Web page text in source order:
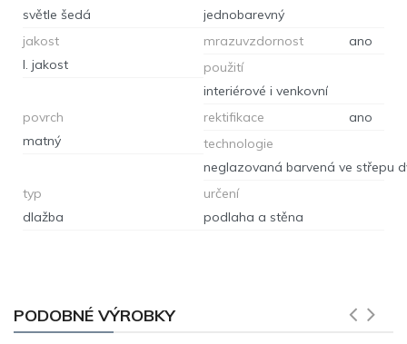
světle šedá
jednobarevný
jakost
I. jakost
mrazuvzdornost
ano
použití
interiérové i venkovní
povrch
matný
rektifikace
ano
technologie
typ
dlažba
určení
podlaha a stěna
PODOBNÉ VÝROBKY